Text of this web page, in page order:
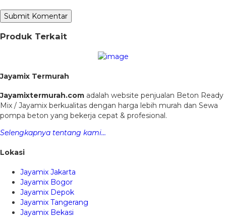
Produk Terkait
Jayamix Termurah
Jayamixtermurah.com adalah website penjualan Beton Ready
Mix / Jayamix berkualitas dengan harga lebih murah dan Sewa
pompa beton yang bekerja cepat & profesional.
Selengkapnya tentang kami…
Lokasi
Jayamix Jakarta
Jayamix Bogor
Jayamix Depok
Jayamix Tangerang
Jayamix Bekasi